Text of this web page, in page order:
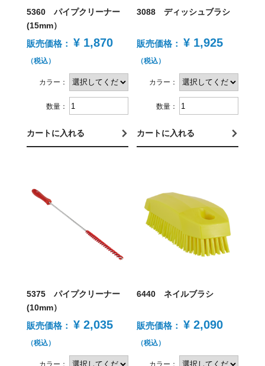
5360 パイプクリーナー
(15mm）
販売価格： ¥ 1,870
（税込）
カラー：
数量：
カートに入れる
3088 ディッシュブラシ
販売価格： ¥ 1,925
（税込）
カラー：
数量：
カートに入れる
5375 パイプクリーナー
(10mm）
販売価格： ¥ 2,035
（税込）
カラー：
6440 ネイルブラシ
販売価格： ¥ 2,090
（税込）
カラー：